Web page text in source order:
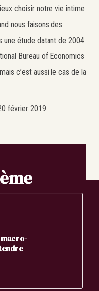
choisir notre vie intime
nous faisons des
une étude datant de 2004
Bureau of Economics
c’est aussi le cas de la
février 2019
macro-